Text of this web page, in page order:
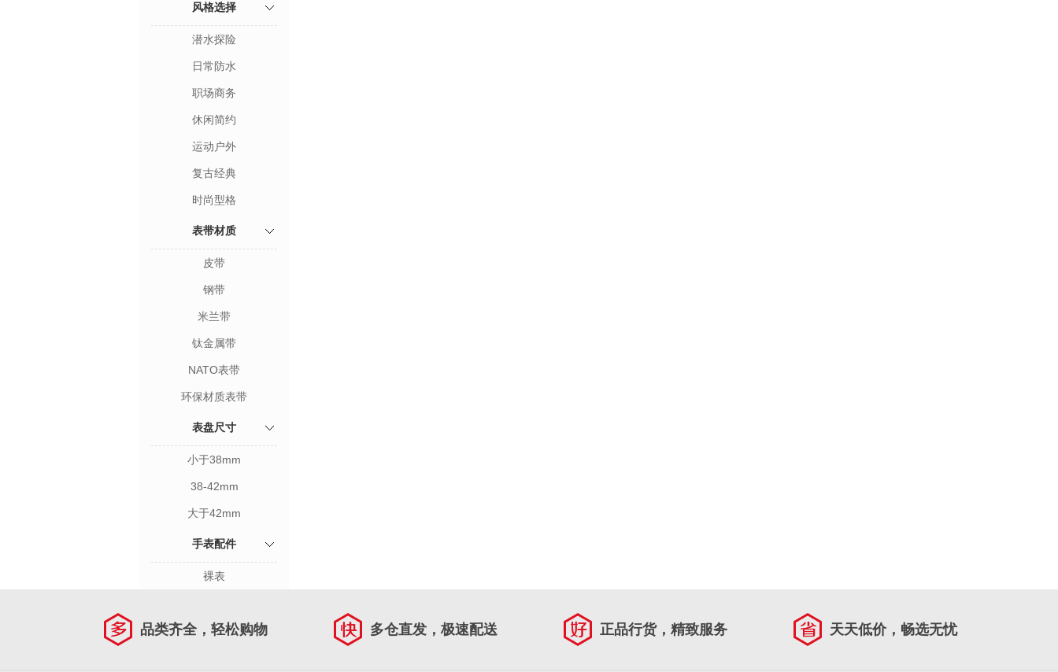
风格选择
潜水探险
日常防水
职场商务
休闲简约
运动户外
复古经典
时尚型格
表带材质
皮带
钢带
米兰带
钛金属带
NATO表带
环保材质表带
表盘尺寸
小于38mm
38-42mm
大于42mm
手表配件
裸表
品类齐全，轻松购物 多仓直发，极速配送 正品行货，精致服务 天天低价，畅选无忧